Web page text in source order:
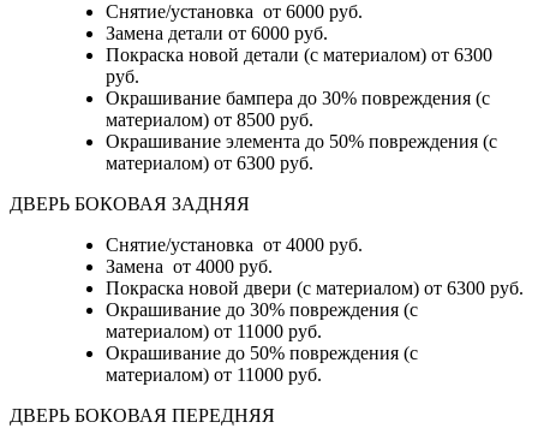
Снятие/установка от 6000 руб.
Замена детали от 6000 руб.
Покраска новой детали (с материалом) от 6300
руб.
Окрашивание бампера до 30% повреждения (с
материалом) от 8500 руб.
Окрашивание элемента до 50% повреждения (с
материалом) от 6300 руб.
ДВЕРЬ БОКОВАЯ ЗАДНЯЯ
Снятие/установка от 4000 руб.
Замена от 4000 руб.
Покраска новой двери (с материалом) от 6300 руб.
Окрашивание до 30% повреждения (с
материалом) от 11000 руб.
Окрашивание до 50% повреждения (с
материалом) от 11000 руб.
ДВЕРЬ БОКОВАЯ ПЕРЕДНЯЯ